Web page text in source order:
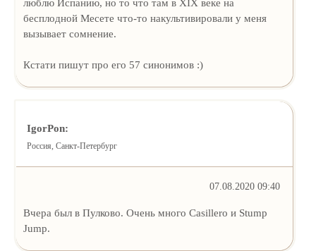
бесплодной Месете что-то накультивировали у меня
вызывает сомнение.
Кстати пишут про его 57 синонимов :)
IgorPon:
Россия, Санкт-Петербург
07.08.2020 09:40
Вчера был в Пулково. Очень много Casillero и Stump
Jump.